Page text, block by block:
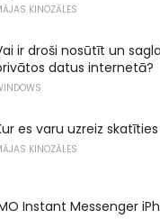
KINOZĀLES
ir droši nosūtīt un
datus internetā?
es varu uzreiz skatīties
KINOZĀLES
Instant Messenger